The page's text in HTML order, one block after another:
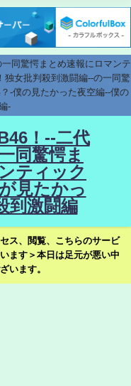
同驚愕まとめ速報にロマンテ
独女批判殺到激闘編--の一同驚
-僕の見たかった夜空編--僕の
-
！--二代
同驚愕ま
ティック
見たかっ
到激闘編
ス、閲覧、こちらのサービ
ます＞本日は足元が悪い中
います。